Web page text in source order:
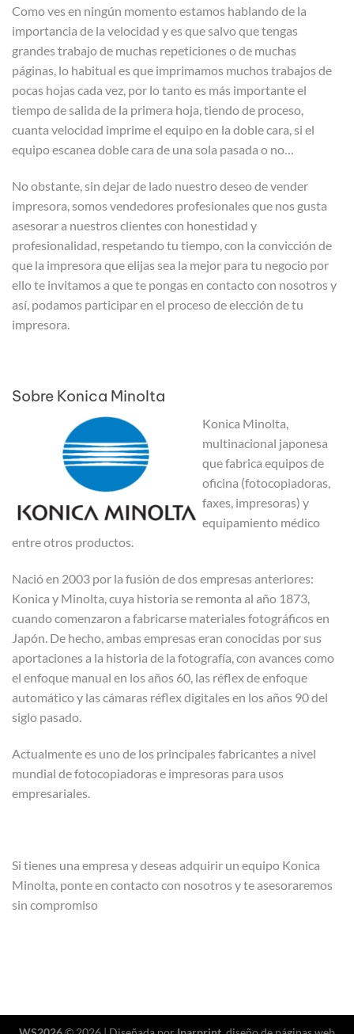
Como ves en ningún momento estamos hablando de la
importancia de la velocidad y es que salvo que tengas
grandes trabajo de muchas repeticiones o de muchas
páginas, lo habitual es que imprimamos muchos trabajos de
pocas hojas cada vez, por lo tanto es más importante el
tiempo de salida de la primera hoja, tiendo de proceso,
cuanta velocidad imprime el equipo en la doble cara, si el
equipo escanea doble cara de una sola pasada o no…
No obstante, sin dejar de lado nuestro deseo de vender
impresora, somos vendedores profesionales que nos gusta
asesorar a nuestros clientes con honestidad y
profesionalidad, respetando tu tiempo, con la convicción de
que la impresora que elijas sea la mejor para tu negocio por
ello te invitamos a que te pongas en contacto con nosotros y
así, podamos participar en el proceso de elección de tu
impresora.
Sobre Konica Minolta
Konica Minolta,
multinacional japonesa
que fabrica equipos de
oficina (fotocopiadoras,
faxes, impresoras) y
equipamiento médico
entre otros productos.
Nació en 2003 por la fusión de dos empresas anteriores:
Konica y Minolta, cuya historia se remonta al año 1873,
cuando comenzaron a fabricarse materiales fotográficos en
Japón. De hecho, ambas empresas eran conocidas por sus
aportaciones a la historia de la fotografía, con avances como
el enfoque manual en los años 60, las réflex de enfoque
automático y las cámaras réflex digitales en los años 90 del
siglo pasado.
Actualmente es uno de los principales fabricantes a nivel
mundial de fotocopiadoras e impresoras para usos
empresariales.
Si tienes una empresa y deseas adquirir un equipo Konica
Minolta, ponte en contacto con nosotros y te asesoraremos
sin compromiso